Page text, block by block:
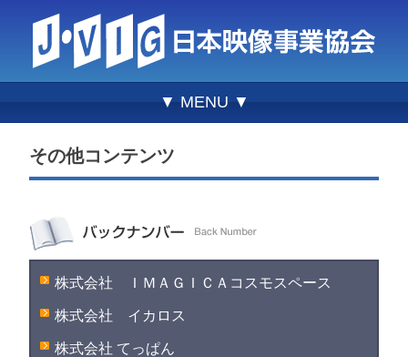
▼ MENU ▼
その他コンテンツ
株式会社 ＩＭＡＧＩＣＡコスモスペース
株式会社 イカロス
株式会社 てっぱん